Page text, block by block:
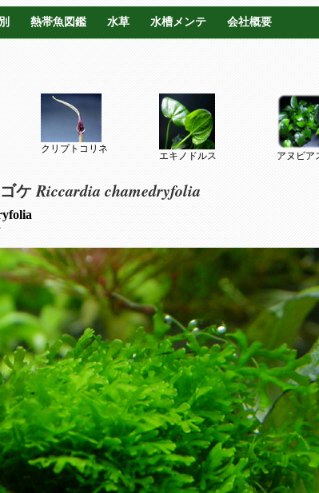
熱帯魚図鑑 水草 水槽メンテ 会社概要
クリプトコリネ
エキノドルス アヌビア
ケ Riccardia chamedryfolia